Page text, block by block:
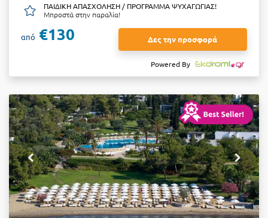
ΠΑΙΔΙΚΗ ΑΠΑΣΧΟΛΗΣΗ / ΠΡΟΓΡΑΜΜΑ ΨΥΧΑΓΩΓΙΑΣ!
Μπροστά στην παραλία!
από €130 Δες την προσφορά
Powered By